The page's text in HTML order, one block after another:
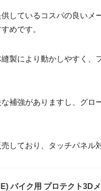
しているコスパの良い
めです。
製により動かしやすく
補強がありますし、グロ
しており、タッチパネル
バイク用 プロテクト3D